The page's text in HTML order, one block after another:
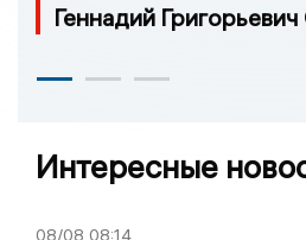
Геннадий
Интересные
08/08 08:14